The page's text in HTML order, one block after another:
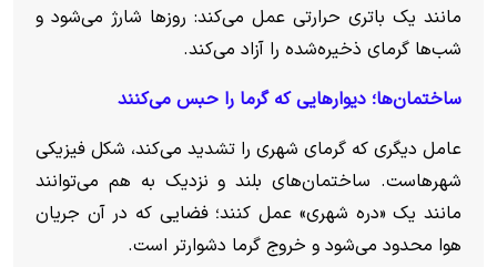
مانند یک باتری حرارتی عمل می‌کند: روز‌ها شارژ می‌شود و
شب‌ها گرمای ذخیره‌شده را آزاد می‌کند.
ساختمان‌ها؛ دیوار‌هایی که گرما را حبس می‌کنند
عامل دیگری که گرمای شهری را تشدید می‌کند، شکل فیزیکی
شهرهاست. ساختمان‌های بلند و نزدیک به هم می‌توانند
مانند یک «دره شهری» عمل کنند؛ فضایی که در آن جریان
هوا محدود می‌شود و خروج گرما دشوارتر است.